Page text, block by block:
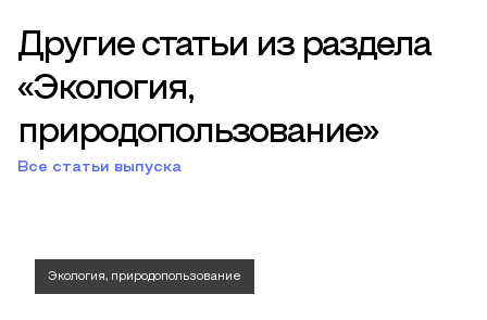
Другие статьи из раздела
«Экология,
природопользование»
Все статьи выпуска
Экология, природопользование